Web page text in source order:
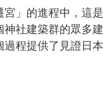
」的進程中，這
社建築群的眾多
程提供了見證日